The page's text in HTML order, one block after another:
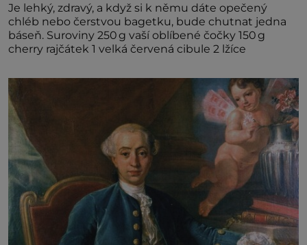
Je lehký, zdravý, a když si k němu dáte opečený
chléb nebo čerstvou bagetku, bude chutnat jedna
báseň. Suroviny 250 g vaší oblíbené čočky 150 g
cherry rajčátek 1 velká červená cibule 2 lžíce